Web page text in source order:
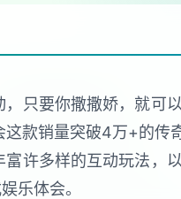
只要你撒撒娇，就可
款销量突破4万+的传
许多样的互动玩法，
乐体会。